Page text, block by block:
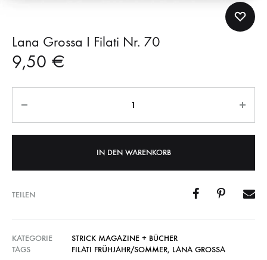
Lana Grossa I Filati Nr. 70
9,50 €
IN DEN WARENKORB
TEILEN
KATEGORIE
STRICK MAGAZINE + BÜCHER
TAGS
FILATI FRÜHJAHR/SOMMER, LANA GROSSA